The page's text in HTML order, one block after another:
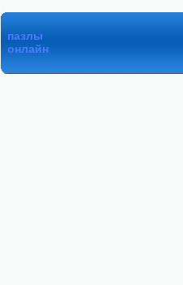
пазлы
онлайн